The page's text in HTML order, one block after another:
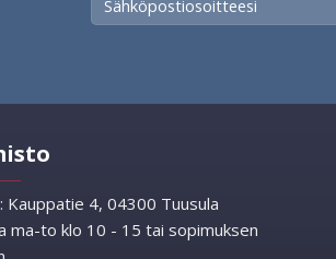
Kauppatie 4, 04300 Tuusula
ma-to klo 10 - 15 tai sopimuksen